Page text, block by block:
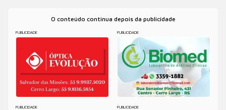
O conteúdo continua depois da publicidade
PUBLICIDADE PUBLICIDADE
PUBLICIDADE PUBLICIDADE